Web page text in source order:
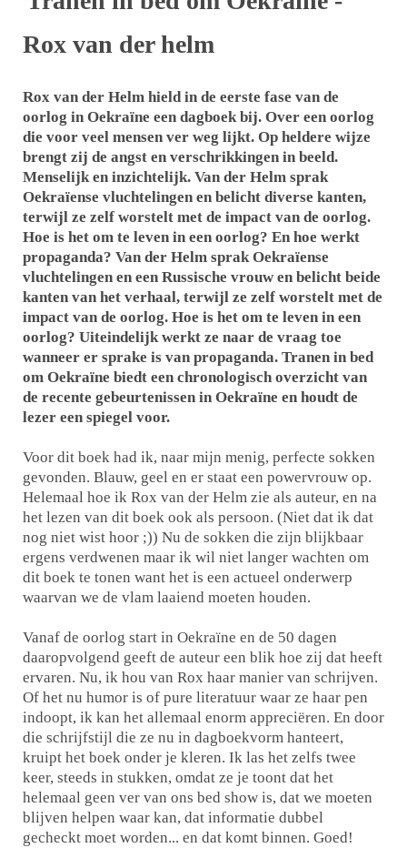
Rox van der helm
Rox van der Helm hield in de eerste fase van de
oorlog in Oekraïne een dagboek bij. Over een oorlog
die voor veel mensen ver weg lijkt. Op heldere wijze
brengt zij de angst en verschrikkingen in beeld.
Menselijk en inzichtelijk. Van der Helm sprak
Oekraïense vluchtelingen en belicht diverse kanten,
terwijl ze zelf worstelt met de impact van de oorlog.
Hoe is het om te leven in een oorlog? En hoe werkt
propaganda? Van der Helm sprak Oekraïense
vluchtelingen en een Russische vrouw en belicht beide
kanten van het verhaal, terwijl ze zelf worstelt met de
impact van de oorlog. Hoe is het om te leven in een
oorlog? Uiteindelijk werkt ze naar de vraag toe
wanneer er sprake is van propaganda. Tranen in bed
om Oekraïne biedt een chronologisch overzicht van
de recente gebeurtenissen in Oekraïne en houdt de
lezer een spiegel voor.
Voor dit boek had ik, naar mijn menig, perfecte sokken
gevonden. Blauw, geel en er staat een powervrouw op.
Helemaal hoe ik Rox van der Helm zie als auteur, en na
het lezen van dit boek ook als persoon. (Niet dat ik dat
nog niet wist hoor ;)) Nu de sokken die zijn blijkbaar
ergens verdwenen maar ik wil niet langer wachten om
dit boek te tonen want het is een actueel onderwerp
waarvan we de vlam laaiend moeten houden.
Vanaf de oorlog start in Oekraïne en de 50 dagen
daaropvolgend geeft de auteur een blik hoe zij dat heeft
ervaren. Nu, ik hou van Rox haar manier van schrijven.
Of het nu humor is of pure literatuur waar ze haar pen
indoopt, ik kan het allemaal enorm appreciëren. En door
die schrijfstijl die ze nu in dagboekvorm hanteert,
kruipt het boek onder je kleren. Ik las het zelfs twee
keer, steeds in stukken, omdat ze je toont dat het
helemaal geen ver van ons bed show is, dat we moeten
blijven helpen waar kan, dat informatie dubbel
gecheckt moet worden... en dat komt binnen. Goed!